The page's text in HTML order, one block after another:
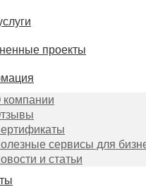
проекты
сервисы для
и статьи